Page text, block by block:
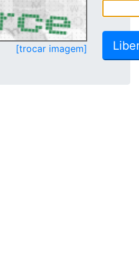
[trocar imagem]